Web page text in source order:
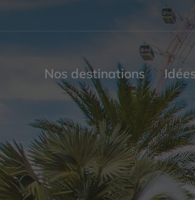
Nos destinations